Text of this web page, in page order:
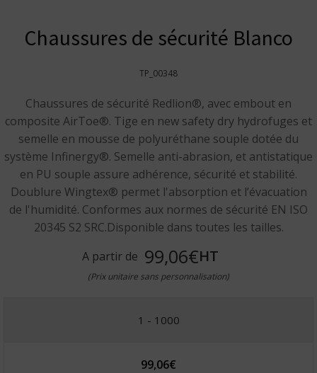
Chaussures de sécurité Blanco
TP_00348
Chaussures de sécurité Redlion®, avec embout en
composite AirToe®. Tige en new safety dry hydrofuges et
semelle en mousse de polyuréthane souple dotée du
système Infinergy®. Semelle anti-abrasion, et antistatique
en PU souple assure adhérence, sécurité et stabilité.
Doublure Wingtex® permet l'absorption et l’évacuation
de l'humidité. Conformes aux normes de sécurité EN ISO
20345 S2 SRC.Disponible dans toutes les tailles.
A partir de 99,06€HT
(Prix unitaire sans personnalisation)
1 - 1000
99,06€